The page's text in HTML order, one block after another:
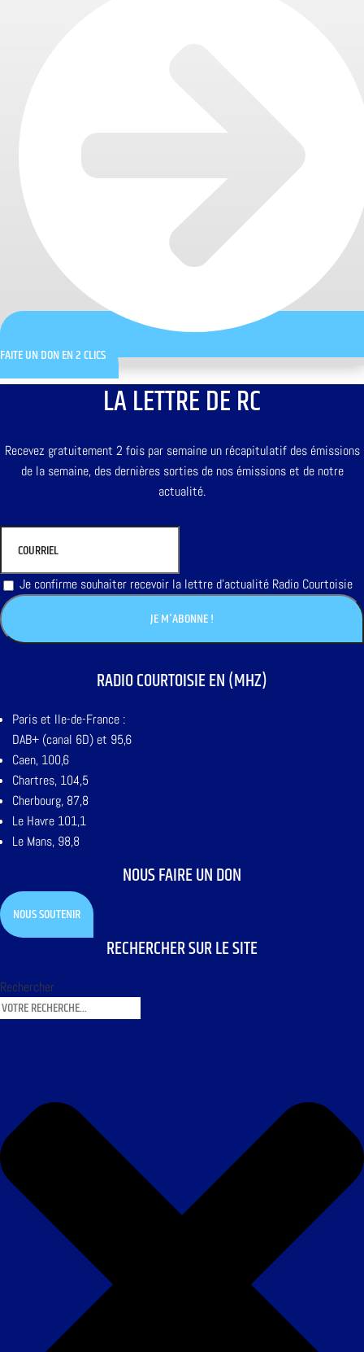
FAITE UN DON EN 2 CLICS
LA LETTRE DE RC
Recevez gratuitement 2 fois par semaine un récapitulatif des émissions
de la semaine, des dernières sorties de nos émissions et de notre
actualité.
Je confirme souhaiter recevoir la lettre d'actualité Radio Courtoisie
RADIO COURTOISIE EN (MHZ)
Paris et Ile-de-France :
DAB+ (canal 6D) et 95,6
Caen, 100,6
Chartres, 104,5
Cherbourg, 87,8
Le Havre 101,1
Le Mans, 98,8
NOUS FAIRE UN DON
NOUS SOUTENIR
RECHERCHER SUR LE SITE
Rechercher